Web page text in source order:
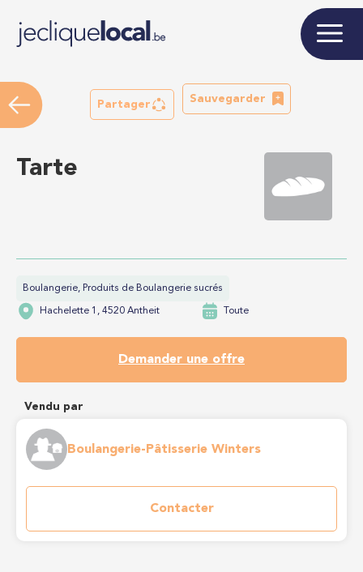
Partager
Sauvegarder
Tarte
Boulangerie, Produits de Boulangerie sucrés
Hachelette 1, 4520 Antheit Toute
Demander une offre
Vendu par
Boulangerie-Pâtisserie Winters
Contacter